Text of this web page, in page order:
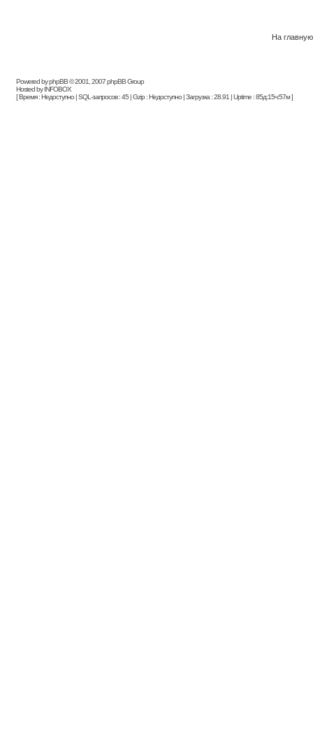
На главную
Powered by phpBB © 2001, 2007 phpBB Group
Hosted by INFOBOX
[ Время : Недоступно | SQL-запросов : 45 | Gzip : Недоступно | Загрузка : 28.91 | Uptime : 85д:15ч:57м ]